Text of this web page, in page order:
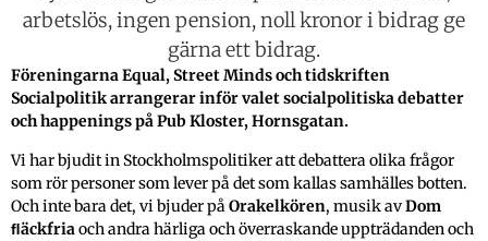
Enligt Shekarabi kommer lagförslag ”så fort
det finns politiska förutsättningar för att
genomföra dem.”
”Enligt Shekarabi krävs budgetdiskussioner
med samarbetspartierna för att genomföra
förändringarna eftersom dessa skulle
påverka statens finanser.”
Föreningarna Equal, Street Minds och tidskriften
Socialpolitik arrangerar inför valet socialpolitiska debatter
och happenings på Pub Kloster, Hornsgatan.
Vi har bjudit in Stockholmspolitiker att debattera olika frågor
som rör personer som lever på det som kallas samhälles botten.
Och inte bara det, vi bjuder på Orakelkören, musik avDom
ﬂäckfria och andra härliga och överraskande uppträdanden och